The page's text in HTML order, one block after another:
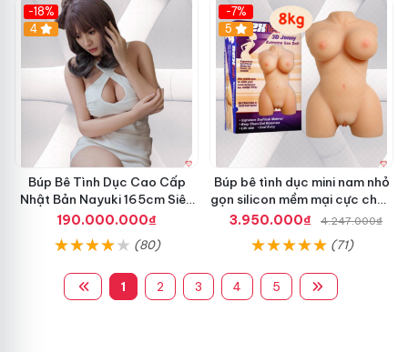
-18%
4
Búp Bê Tình Dục Cao Cấp
Nhật Bản Nayuki 165cm Siêu
Thực
190.000.000₫
(80)
-7%
5
Búp bê tình dục mini nam nhỏ
gọn silicon mềm mại cực chân
thực
3.950.000₫ 4.247.000₫
(71)
1 2 3 4 5